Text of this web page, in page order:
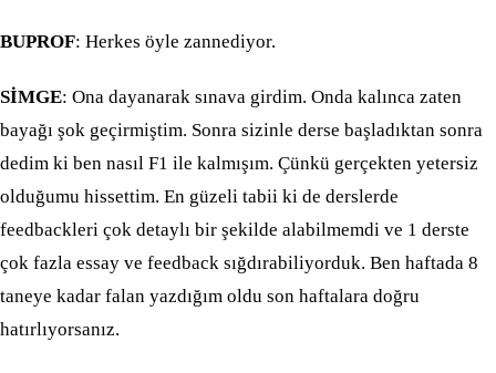
BUPROF: Herkes öyle zannediyor.
SİMGE: Ona dayanarak sınava girdim. Onda kalınca zaten
bayağı şok geçirmiştim. Sonra sizinle derse başladıktan sonra
dedim ki ben nasıl F1 ile kalmışım. Çünkü gerçekten yetersiz
olduğumu hissettim. En güzeli tabii ki de derslerde
feedbackleri çok detaylı bir şekilde alabilmemdi ve 1 derste
çok fazla essay ve feedback sığdırabiliyorduk. Ben haftada 8
taneye kadar falan yazdığım oldu son haftalara doğru
hatırlıyorsanız.